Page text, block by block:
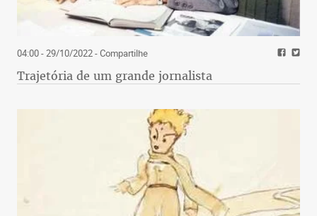
04:00 - 29/10/2022- Compartilhe
Trajetória de um grande jornalista